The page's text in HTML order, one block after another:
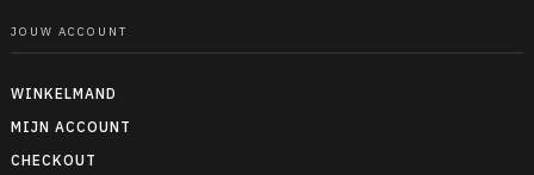
JOUW ACCOUNT
WINKELMAND
MIJN ACCOUNT
CHECKOUT